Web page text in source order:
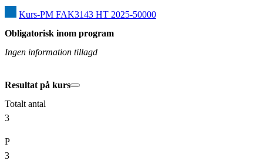
Kurs-PM FAK3143 HT 2025-50000
Obligatorisk inom program
Ingen information tillagd
Resultat på kurs
Totalt antal
3
P
3